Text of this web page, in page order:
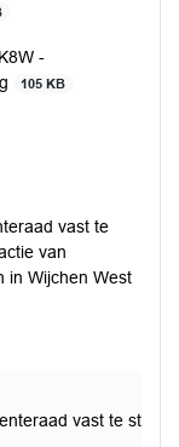
-
105 KB
vast te
van
in Wijchen West
vast te